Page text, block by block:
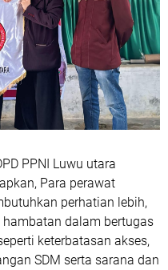
PPNI Luwu utara
Para perawat
perhatian lebih,
dalam bertugas
keterbatasan akses,
SDM serta sarana dan